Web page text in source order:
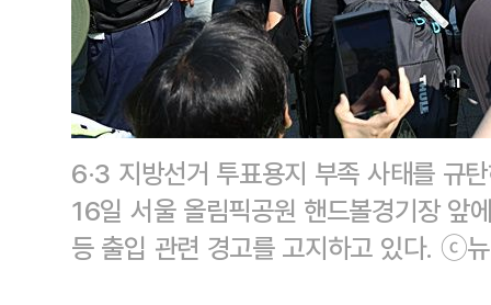
6·3 지방선거 투표용지 부족 사태를 규
16일 서울 올림픽공원 핸드볼경기장 앞
등 출입 관련 경고를 고지하고 있다. ⓒ